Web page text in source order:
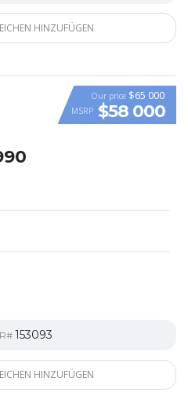
HINZUFÜGEN
VIDEO
Our price $65 000
MSRP $58 000
153093
HINZUFÜGEN